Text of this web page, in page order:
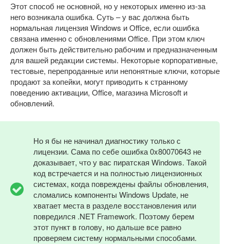
Этот способ не основной, но у некоторых именно из-за
него возникала ошибка. Суть – у вас должна быть
нормальная лицензия Windows и Office, если ошибка
связана именно с обновлениями Office. При этом ключ
должен быть действительно рабочим и предназначенным
для вашей редакции системы. Некоторые корпоративные,
тестовые, перепроданные или непонятные ключи, которые
продают за копейки, могут приводить к странному
поведению активации, Office, магазина Microsoft и
обновлений.
Но я бы не начинал диагностику только с
лицензии. Сама по себе ошибка 0x80070643 не
доказывает, что у вас пиратская Windows. Такой
код встречается и на полностью лицензионных
системах, когда повреждены файлы обновления,
сломались компоненты Windows Update, не
хватает места в разделе восстановления или
повредился .NET Framework. Поэтому берем
этот пункт в голову, но дальше все равно
проверяем систему нормальными способами.